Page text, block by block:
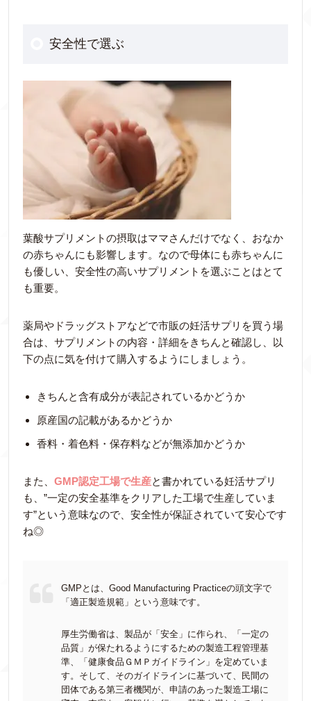
安全性で選ぶ
葉酸サプリメントの摂取はママさんだけでなく、おなか
の赤ちゃんにも影響します。なので母体にも赤ちゃんに
も優しい、安全性の高いサプリメントを選ぶことはとて
も重要。
薬局やドラッグストアなどで市販の妊活サプリを買う場
合は、サプリメントの内容・詳細をきちんと確認し、以
下の点に気を付けて購入するようにしましょう。
きちんと含有成分が表記されているかどうか
原産国の記載があるかどうか
香料・着色料・保存料などが無添加かどうか
また、 GMP認定工場で生産と書かれている妊活サプリ
も、”一定の安全基準をクリアした工場で生産していま
す”という意味なので、安全性が保証されていて安心です
ね◎
GMPとは、Good Manufacturing Practiceの頭文字で
「適正製造規範」という意味です。
厚生労働省は、製品が「安全」に作られ、「一定の
品質」が保たれるようにするための製造工程管理基
準、「健康食品ＧＭＰガイドライン」を定めていま
す。そして、そのガイドラインに基づいて、民間の
団体である第三者機関が、申請のあった製造工場に